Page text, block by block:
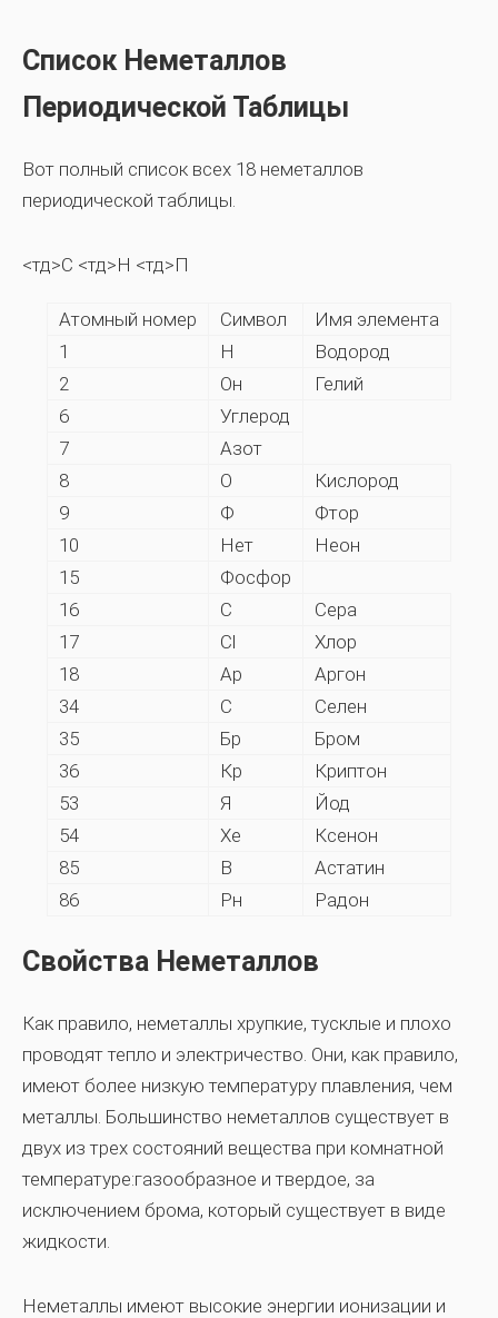
Список Неметаллов
Периодической Таблицы
Вот полный список всех 18 неметаллов
периодической таблицы.
<тд>С <тд>Н <тд>П
Атомный номер Символ
Имя элемента
1
Н
Водород
2
Он
Гелий
6
Углерод
7
Азот
8
О
Кислород
9
Ф
Фтор
10
Нет
Неон
15
Фосфор
16
С
Сера
17
Cl
Хлор
18
Ар
Аргон
34
С
Селен
35
Бр
Бром
36
Кр
Криптон
53
Я
Йод
54
Хе
Ксенон
85
В
Астатин
86
Рн Радон
Свойства Неметаллов
Как правило, неметаллы хрупкие, тусклые и плохо
проводят тепло и электричество. Они, как правило,
имеют более низкую температуру плавления, чем
металлы. Большинство неметаллов существует в
двух из трех состояний вещества при комнатной
температуре:газообразное и твердое, за
исключением брома, который существует в виде
жидкости.
Неметаллы имеют высокие энергии ионизации и